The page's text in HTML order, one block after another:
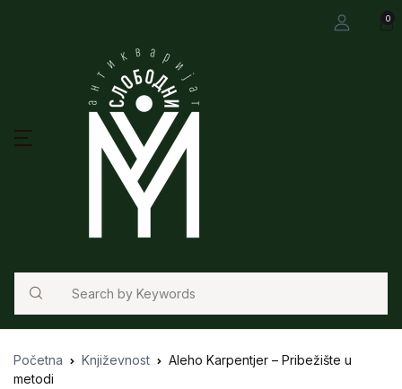
0
Search
Početna Književnost
Aleho Karpentjer – Pribežište u
metodi